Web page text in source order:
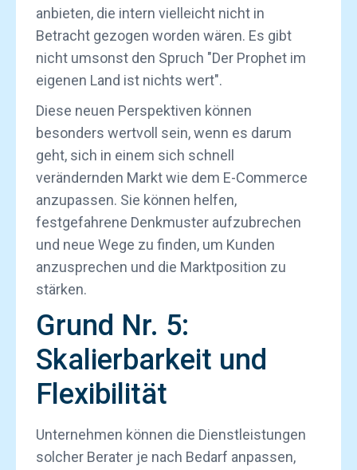
anbieten, die intern vielleicht nicht in
Betracht gezogen worden wären. Es gibt
nicht umsonst den Spruch "Der Prophet im
eigenen Land ist nichts wert".
Diese neuen Perspektiven können
besonders wertvoll sein, wenn es darum
geht, sich in einem sich schnell
verändernden Markt wie dem E-Commerce
anzupassen. Sie können helfen,
festgefahrene Denkmuster aufzubrechen
und neue Wege zu finden, um Kunden
anzusprechen und die Marktposition zu
stärken.
Grund Nr. 5:
Skalierbarkeit und
Flexibilität
Unternehmen können die Dienstleistungen
solcher Berater je nach Bedarf anpassen,